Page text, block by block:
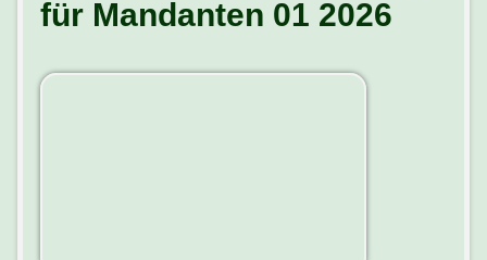
für Mandanten 01 2026